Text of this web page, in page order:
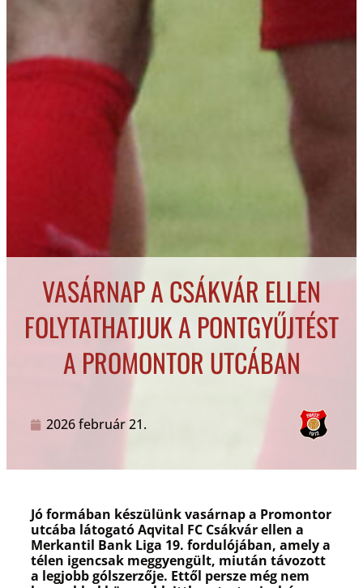
VASÁRNAP A CSÁKVÁR ELLEN
FOLYTATHATJUK A PONTGYŰJTÉST
A PROMONTOR UTCÁBAN
2026 február 21.
Jó formában készülünk vasárnap a Promontor
utcába látogató Aqvital FC Csákvár ellen a
Merkantil Bank Liga 19. fordulójában, amely a
télen igencsak meggyengült, miután távozott
a legjobb gólszerzője. Ettől persze még nem